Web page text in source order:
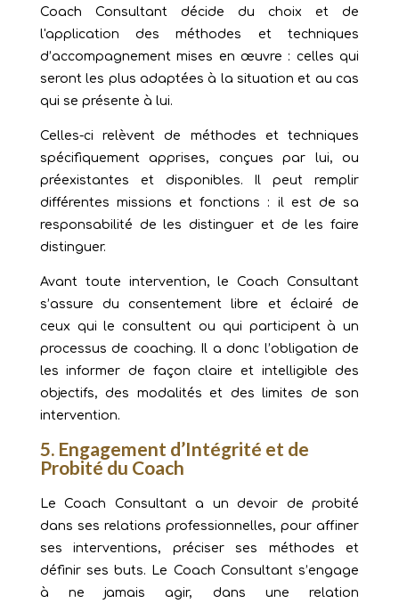
Coach Consultant décide du choix et de
l'application des méthodes et techniques
d’accompagnement mises en œuvre : celles qui
seront les plus adaptées à la situation et au cas
qui se présente à lui.
Celles-ci relèvent de méthodes et techniques
spécifiquement apprises, conçues par lui, ou
préexistantes et disponibles. Il peut remplir
différentes missions et fonctions : il est de sa
responsabilité de les distinguer et de les faire
distinguer.
Avant toute intervention, le Coach Consultant
s’assure du consentement libre et éclairé de
ceux qui le consultent ou qui participent à un
processus de coaching. Il a donc l’obligation de
les informer de façon claire et intelligible des
objectifs, des modalités et des limites de son
intervention.
5. Engagement d’Intégrité et de
Probité du Coach
Le Coach Consultant a un devoir de probité
dans ses relations professionnelles, pour affiner
ses interventions, préciser ses méthodes et
définir ses buts. Le Coach Consultant s’engage
à ne jamais agir, dans une relation